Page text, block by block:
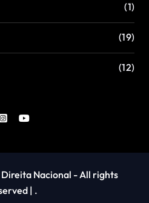
(1)
(19)
(12)
Nacional - All rights
| .